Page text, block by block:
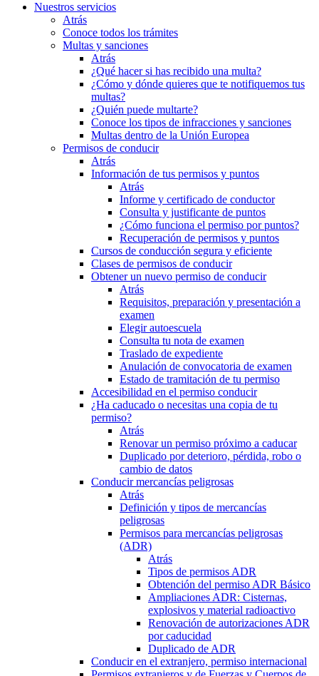
Nuestros servicios
Atrás
Conoce todos los trámites
Multas y sanciones
Atrás
¿Qué hacer si has recibido una multa?
¿Cómo y dónde quieres que te notifiquemos tus
multas?
¿Quién puede multarte?
Conoce los tipos de infracciones y sanciones
Multas dentro de la Unión Europea
Permisos de conducir
Atrás
Información de tus permisos y puntos
Atrás
Informe y certificado de conductor
Consulta y justificante de puntos
¿Cómo funciona el permiso por puntos?
Recuperación de permisos y puntos
Cursos de conducción segura y eficiente
Clases de permisos de conducir
Obtener un nuevo permiso de conducir
Atrás
Requisitos, preparación y presentación a
examen
Elegir autoescuela
Consulta tu nota de examen
Traslado de expediente
Anulación de convocatoria de examen
Estado de tramitación de tu permiso
Accesibilidad en el permiso conducir
¿Ha caducado o necesitas una copia de tu
permiso?
Atrás
Renovar un permiso próximo a caducar
Duplicado por deterioro, pérdida, robo o
cambio de datos
Conducir mercancías peligrosas
Atrás
Definición y tipos de mercancías
peligrosas
Permisos para mercancías peligrosas
(ADR)
Atrás
Tipos de permisos ADR
Obtención del permiso ADR Básico
Ampliaciones ADR: Cisternas,
explosivos y material radioactivo
Renovación de autorizaciones ADR
por caducidad
Duplicado de ADR
Conducir en el extranjero, permiso internacional